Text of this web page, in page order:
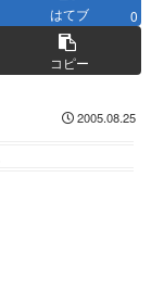
はてブ 0
コピー
2005.08.25